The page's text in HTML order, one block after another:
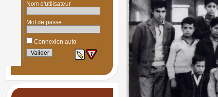
Nom d'utilisateur
Mot de passe
Connexion auto